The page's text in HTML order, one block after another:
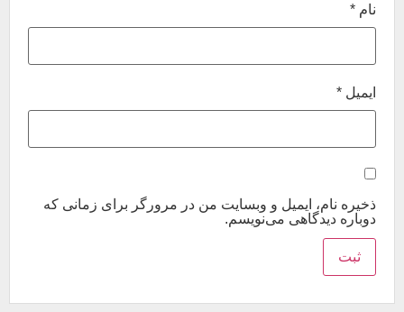
نام*
ایمیل *
ذخیره نام، ایمیل و وبسایت من در مرورگر برای زمانی که
دوباره دیدگاهی می‌نویسم.